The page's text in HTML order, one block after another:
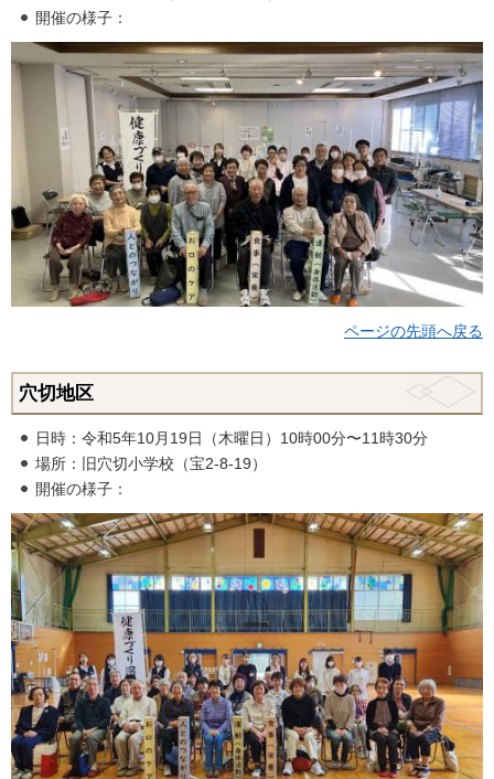
開催の様子：
ページの先頭へ戻る
穴切地区
日時：令和5年10月19日（木曜日）10時00分〜11時30分
場所：旧穴切小学校（宝2-8-19）
開催の様子：